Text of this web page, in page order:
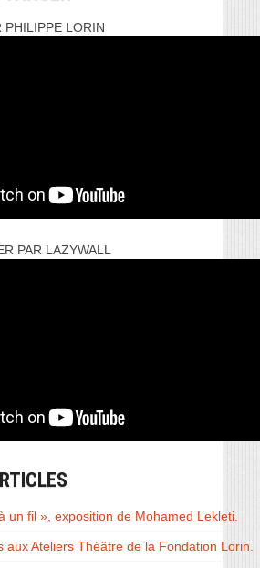
PHILIPPE LORIN
PAR LAZYWALL
un fil », exposition de Mohamed Lekleti.
aux Ateliers Théâtre de la Fondation Lorin.